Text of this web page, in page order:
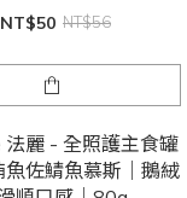
NT$50 NT$56